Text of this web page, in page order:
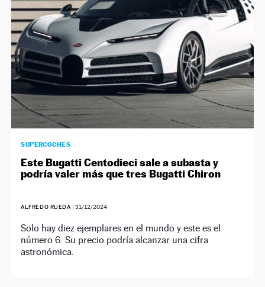
SUPERCOCHES
Este Bugatti Centodieci sale a subasta y
podría valer más que tres Bugatti Chiron
ALFREDO RUEDA |31/12/2024
Solo hay diez ejemplares en el mundo y este es el
número 6. Su precio podría alcanzar una cifra
astronómica.